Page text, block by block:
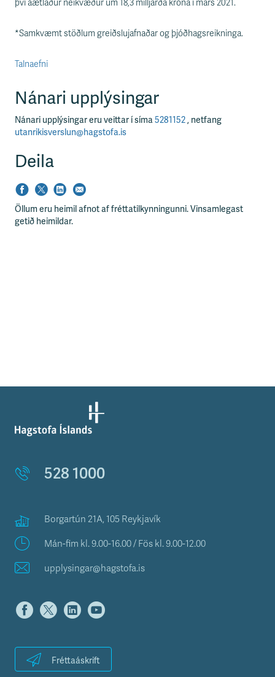
því áætlaður neikvæður um 18,3 milljarða króna í mars 2021.
*Samkvæmt stöðlum greiðslujafnaðar og þjóðhagsreikninga.
Talnaefni
Nánari upplýsingar
Nánari upplýsingar eru veittar í síma5281152, netfang
utanrikisverslun@hagstofa.is
Deila
Öllum eru heimil afnot af fréttatilkynningunni. Vinsamlegast
getið heimildar.
528 1000
Borgartún 21A, 105 Reykjavík
Mán-fim kl. 9.00-16.00 / Fös kl. 9.00-12.00
upplysingar@hagstofa.is
Fréttaáskrift